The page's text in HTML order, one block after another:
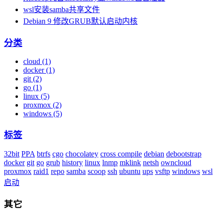
wsl安装samba共享文件
Debian 9 修改GRUB默认启动内核
分类
cloud (1)
docker (1)
git (2)
go (1)
linux (5)
proxmox (2)
windows (5)
标签
32bit PPA btrfs cgo chocolatey cross compile debian debootstrap
docker git go grub history linux lnmp mklink netsh owncloud
proxmox raid1 repo samba scoop ssh ubuntu ups vsftp windows wsl
启动
其它